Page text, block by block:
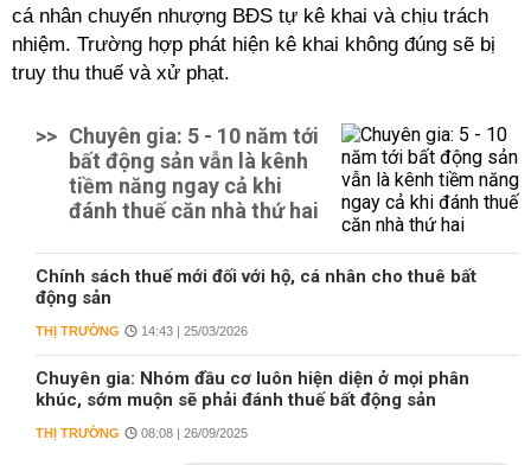
cá nhân chuyển nhượng BĐS tự kê khai và chịu trách
nhiệm. Trường hợp phát hiện kê khai không đúng sẽ bị
truy thu thuế và xử phạt.
>> Chuyên gia: 5 - 10 năm tới
bất động sản vẫn là kênh
tiềm năng ngay cả khi
đánh thuế căn nhà thứ hai
Chính sách thuế mới đối với hộ, cá nhân cho thuê bất
động sản
THỊ TRƯỜNG 14:43 | 25/03/2026
Chuyên gia: Nhóm đầu cơ luôn hiện diện ở mọi phân
khúc, sớm muộn sẽ phải đánh thuế bất động sản
THỊ TRƯỜNG 08:08 | 26/09/2025